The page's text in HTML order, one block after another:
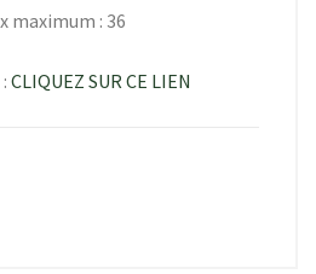
maximum : 36
CLIQUEZ SUR CE LIEN